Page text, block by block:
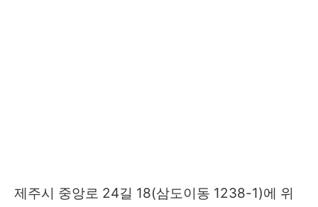
제주시 중앙로 24길 18(삼도이동 1238-1)에 위